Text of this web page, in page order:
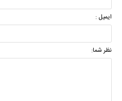
ایمیل :
نظر شما: